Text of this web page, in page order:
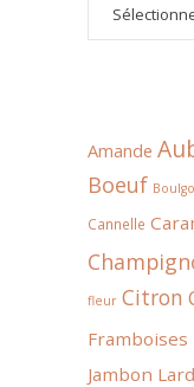
Amande
Boeuf
Cannelle
fleur Citron
Framboises
Jambon